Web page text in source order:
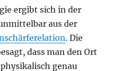
ergibt sich in der
aus der
. Die
dass man den Ort
genau